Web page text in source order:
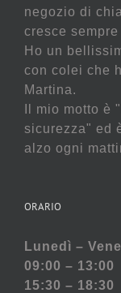
negozio di
cresce
Ho un
con colei che
Martina.
Il mio motto
sicurezza" ed
alzo ogni
ORARIO
Lunedì –
09:00 – 13:00
15:30 – 18:30